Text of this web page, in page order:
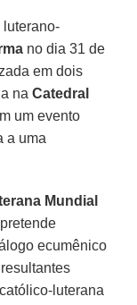
luterano-
no dia 31 de
em dois
naCatedral
um evento
a uma
Mundial
pretende
ecumênico
luterana